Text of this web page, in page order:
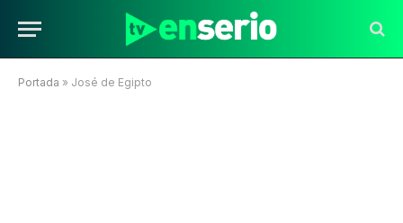
Portada » José de Egipto